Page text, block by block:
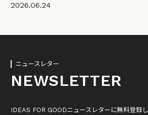
2026.06.24
ニュースレター
NEWSLETTER
IDEAS FOR GOODニュースレターに無料登録